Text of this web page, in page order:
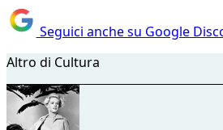
Seguici anche su Google
Altro di Cultura